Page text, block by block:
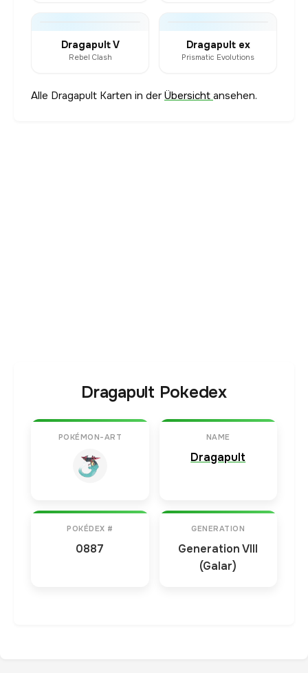
Dragapult V
Rebel Clash
Dragapult ex
Prismatic Evolutions
Alle Dragapult Karten in derÜbersicht ansehen.
Dragapult Pokedex
POKÉMON-ART NAME
Dragapult
POKÉDEX #
0887
GENERATION
Generation VIII
(Galar)